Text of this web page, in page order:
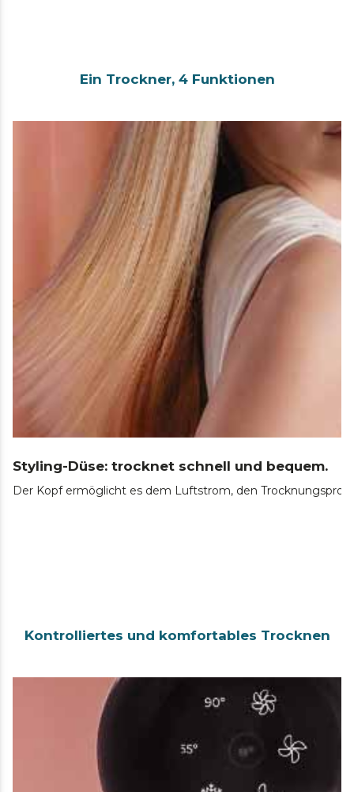
Ein Trockner, 4 Funktionen
Styling-Düse: trocknet schnell und bequem.
Der Kopf ermöglicht es dem Luftstrom, den
Kontrolliertes und komfortables Trocknen